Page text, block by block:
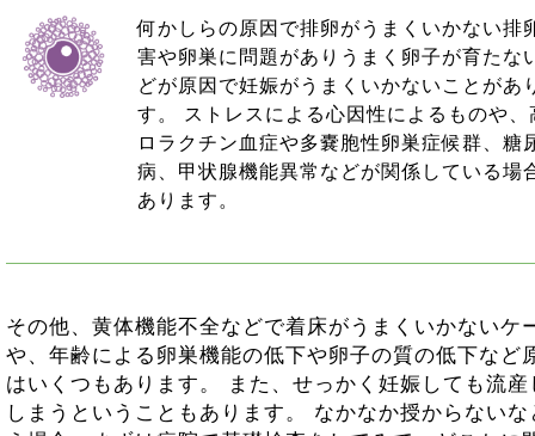
何かしらの原因で排卵がうまくいかない排
害や卵巣に問題がありうまく卵子が育たな
どが原因で妊娠がうまくいかないことがあ
す。 ストレスによる心因性によるものや、
ロラクチン血症や多嚢胞性卵巣症候群、糖
病、甲状腺機能異常などが関係している場
あります。
その他、黄体機能不全などで着床がうまくいかないケ
や、年齢による卵巣機能の低下や卵子の質の低下など
はいくつもあります。 また、せっかく妊娠しても流産
しまうということもあります。 なかなか授からないな